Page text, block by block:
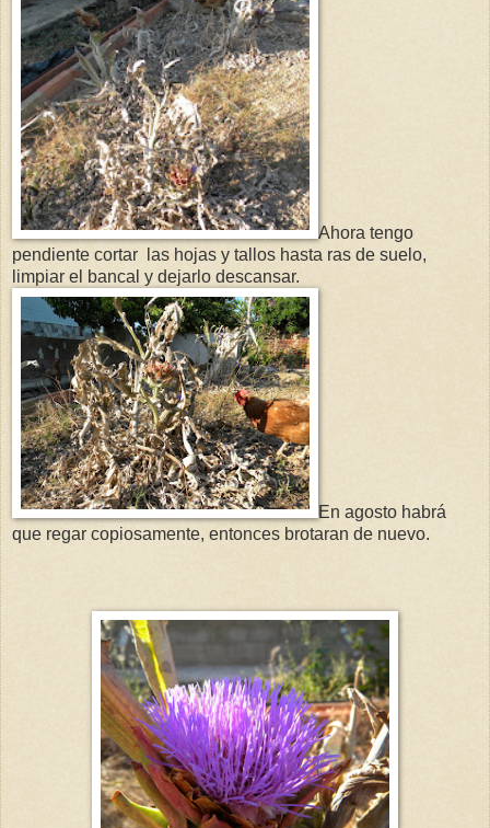
Ahora tengo
pendiente cortar las hojas y tallos hasta ras de suelo,
limpiar el bancal y dejarlo descansar.
En agosto habrá
que regar copiosamente, entonces brotaran de nuevo.